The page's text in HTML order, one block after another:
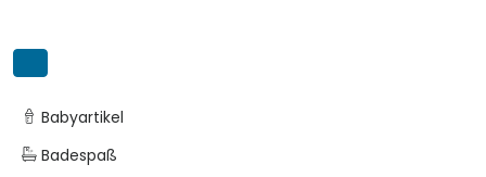
Babyartikel
Badespaß